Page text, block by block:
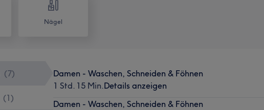
Nägel
(7)
(1)
Damen - Waschen, Schneiden & Föhnen
1 Std. 15 Min.Details anzeigen
Damen - Waschen, Schneiden & Föhnen